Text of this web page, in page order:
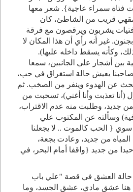
فتاة سمراء عاجية}. شعر معها
مقهي قريب من الشاطئ، كان
يشربون ويرقصون مع فرقة
غير أنه رأي أن هذا المكان لا
وكأنه يسقط داخله عليها).
بين أشجار علي الجانبين، سمعا
صاحبنا يعيش حالة استغراق في حب،
عن الهدوء وينفر من الصخب. ثم
تعذبت وأنا أغني)، تسحبت من
جديد، وطلبت منه عدم الاقتراب،
وسألته عن المكتوب علي
{ الحب كالموت .. لا يجعلنا
من جديد، وعادت بجعة،
من جديد {واقفا أمام البحر، في
حالة العشق في قصة "علي باب
هنا عشق مادي، عشق الجسد، وما